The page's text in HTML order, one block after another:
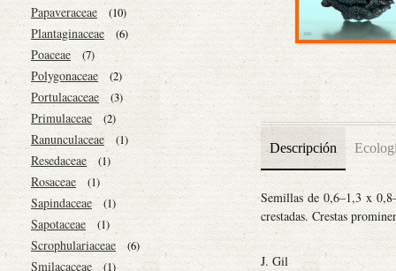
Papaveraceae (10)
Plantaginaceae (6)
Poaceae (7)
Polygonaceae (2)
Portulacaceae (3)
Primulaceae (2)
Ranunculaceae (1)
Resedaceae (1)
Rosaceae (1)
Sapindaceae (1)
Sapotaceae (1)
Scrophulariaceae (6)
Smilacaceae (1)
Descripción
Semillas de 0,6–1,3 x
crestadas. Crestas
J. Gil